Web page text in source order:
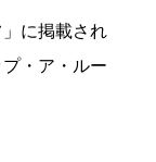
に掲載され
・ア・ルー